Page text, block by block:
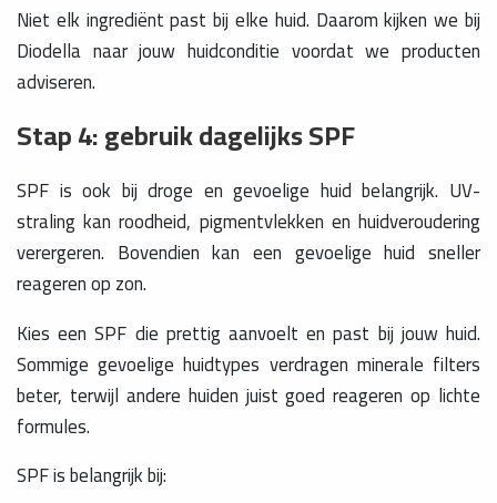
Niet elk ingrediënt past bij elke huid. Daarom kijken we bij
Diodella naar jouw huidconditie voordat we producten
adviseren.
Stap 4: gebruik dagelijks SPF
SPF is ook bij droge en gevoelige huid belangrijk. UV-
straling kan roodheid, pigmentvlekken en huidveroudering
verergeren. Bovendien kan een gevoelige huid sneller
reageren op zon.
Kies een SPF die prettig aanvoelt en past bij jouw huid.
Sommige gevoelige huidtypes verdragen minerale filters
beter, terwijl andere huiden juist goed reageren op lichte
formules.
SPF is belangrijk bij: